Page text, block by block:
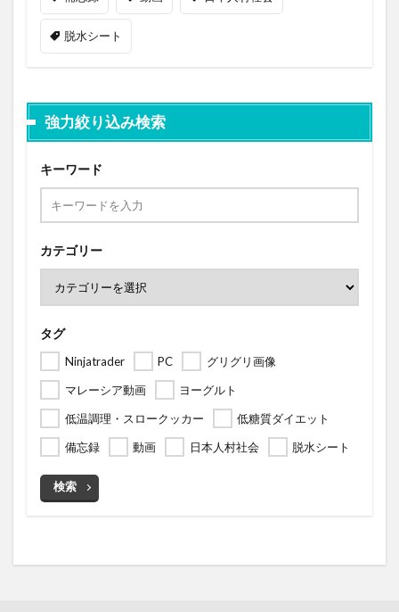
脱水シート
強力絞り込み検索
キーワード
カテゴリー
タグ
Ninjatrader PC
グリグリ画像
マレーシア動画
ヨーグルト
低温調理・スロークッカー
低糖質ダイエット
備忘録
動画 日本人村社会 脱水シート
検索